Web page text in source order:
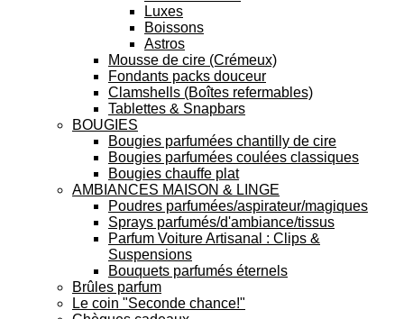
Luxes
Boissons
Astros
Mousse de cire (Crémeux)
Fondants packs douceur
Clamshells (Boîtes refermables)
Tablettes & Snapbars
BOUGIES
Bougies parfumées chantilly de cire
Bougies parfumées coulées classiques
Bougies chauffe plat
AMBIANCES MAISON & LINGE
Poudres parfumées/aspirateur/magiques
Sprays parfumés/d'ambiance/tissus
Parfum Voiture Artisanal : Clips &
Suspensions
Bouquets parfumés éternels
Brûles parfum
Le coin "Seconde chance!"